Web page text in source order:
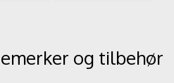
og tilbehør